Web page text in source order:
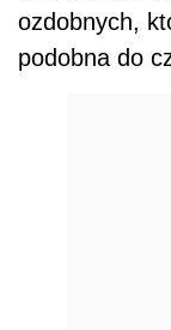
ozdobnych,
podobna do